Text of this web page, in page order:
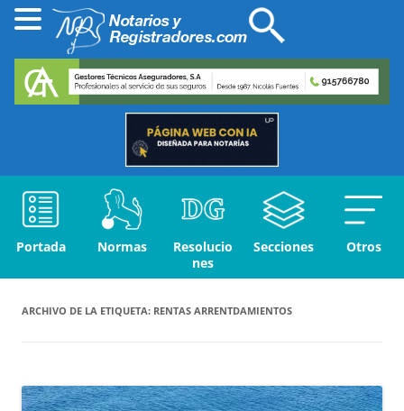
Portada Normas
Resolucio
nes
Secciones Otros
ARCHIVO DE LA ETIQUETA: RENTAS ARRENTDAMIENTOS